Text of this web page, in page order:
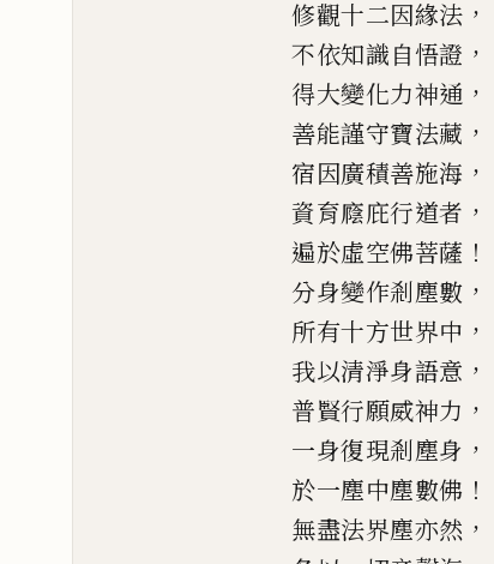
修觀十二因緣法 ，
不依知識自悟證 ，
得大變化力神通 ，
善能謹守寶法藏 ，
宿因廣積善施海 ，
資育廕庇行道者 ，
遍於虛空佛菩薩 ！
分身變作剎塵數 ，
所有十方世界中 ，
我以清淨身語意 ，
普賢行願威神力 ，
一身復現剎塵身 ，
於一塵中塵數佛 ！
無盡法界塵亦然 ，